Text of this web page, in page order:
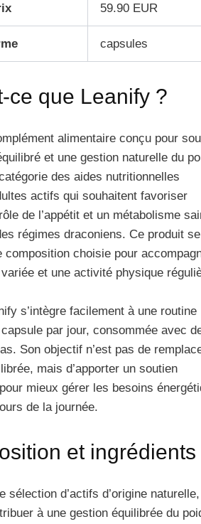
59.90 EUR
capsules
ce que Leanify ?
alimentaire conçu pour
et une gestion naturelle du
des aides nutritionnelles
actifs qui souhaitent favoriser
de l’appétit et un métabolisme
régimes draconiens. Ce produit se
composition choisie pour
et une activité physique
s’intègre facilement à une routine
par jour, consommée avec
Son objectif n’est pas de
mais d’apporter un soutien
mieux gérer les besoins
de la journée.
et ingrédients
sélection d’actifs d’origine naturelle,
à une gestion équilibrée du